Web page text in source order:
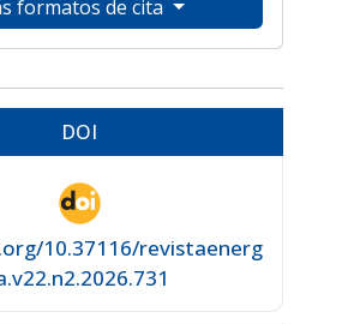
formatos de cita
DOI
10.37116/revistaenerg